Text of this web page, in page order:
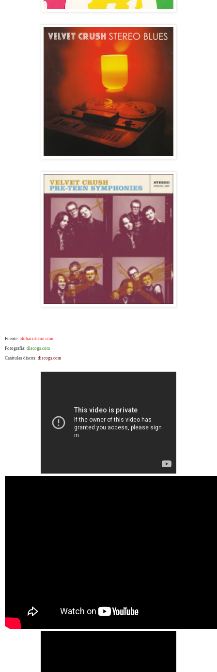
Fuente: alohacriticon.com
Fotografía: discogs.com
Carátulas discos: discogs.com